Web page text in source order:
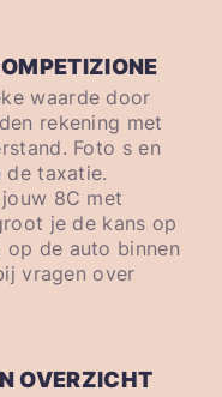
waarde door
rekening met
Foto s en
de taxatie.
8C met
je de kans op
de auto binnen
vragen over
OVERZICHT